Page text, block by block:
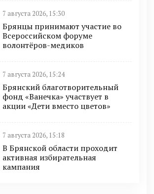
7 августа 2026, 15:30
Брянцы принимают участие во
Всероссийском форуме
волонтёров-медиков
7 августа 2026, 15:24
Брянский благотворительный
фонд «Ванечка» участвует в
акции «Дети вместо цветов»
7 августа 2026, 15:18
В Брянской области проходит
активная избирательная
кампания